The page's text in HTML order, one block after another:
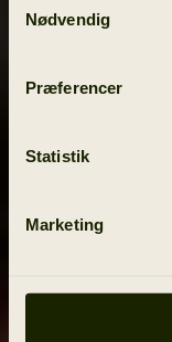
Nødvendig
Præferencer
Statistik
Marketing